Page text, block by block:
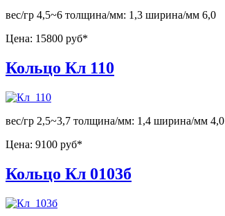
вес/гр 4,5~6 толщина/мм: 1,3 ширина/мм 6,0
Цена: 15800 руб*
Кольцо Кл 110
вес/гр 2,5~3,7 толщина/мм: 1,4 ширина/мм 4,0
Цена: 9100 руб*
Кольцо Кл 0103б